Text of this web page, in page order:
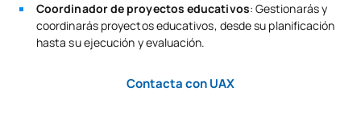
Coordinador de proyectos educativos: Gestionarás y
coordinarás proyectos educativos, desde su planificación
hasta su ejecución y evaluación.
Contacta con UAX